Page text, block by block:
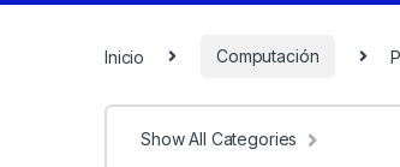
Inicio Computación
Show All Categories